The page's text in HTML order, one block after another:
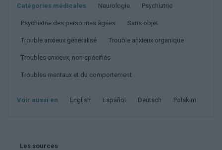
Catégories médicales Neurologie Psychiatrie
Psychiatrie des personnes âgées Sans objet
Trouble anxieux généralisé Trouble anxieux organique
Troubles anxieux, non spécifiés
Troubles mentaux et du comportement
Voir aussi en english español deutsch polskim
Les sources